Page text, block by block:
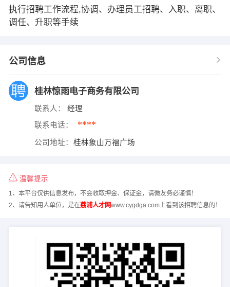
执行招聘工作流程,协调、办理员工招聘、入职、离职、
调任、升职等手续
公司信息
桂林惊雨电子商务有限公司
联系人： 经理
联系电话： ****
公司地址： 桂林象山万福广场
温馨提示
1、本平台仅供信息发布，不会收取押金、保证金，请微友务必谨慎！
2、请告知用人单位，是在荔浦人才网www.cygdga.com上看到该招聘信息的！